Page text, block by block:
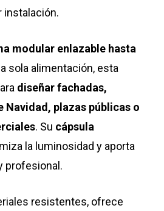
instalación.
modular enlazable hasta
sola alimentación, esta
diseñar fachadas,
Navidad, plazas públicas o
. Su cápsula
la luminosidad y aporta
profesional.
resistentes, ofrece